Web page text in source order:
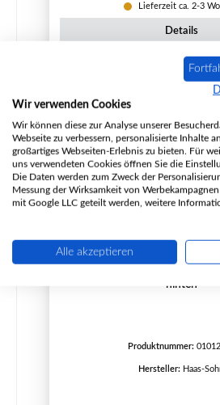
Lieferzeit ca. 2-3
Details
hinten
Produktnummer:
Hersteller: Haas-
Wir verwenden Cookies
Wir können diese zur Analyse unserer
Webseite zu verbessern, personalisierte Inhalte
großartiges Webseiten-Erlebnis zu bieten. Für
uns verwendeten Cookies öffnen Sie die
Die Daten werden zum Zweck der
Messung der Wirksamkeit von
mit Google LLC geteilt werden, weitere
Alle akzeptieren